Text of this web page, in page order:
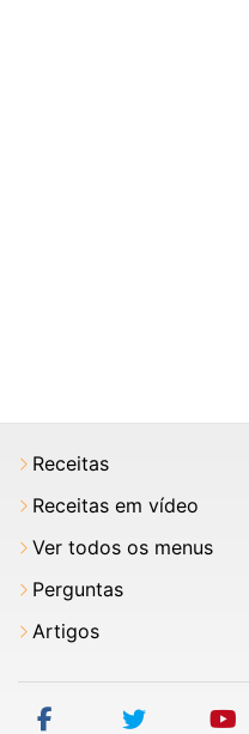
Receitas
Receitas em vídeo
Ver todos os menus
Perguntas
Artigos
facebooktwitter